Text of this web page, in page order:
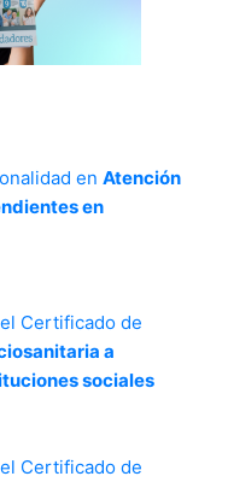
en Atención
en
Certificado de
a
sociales
Certificado de